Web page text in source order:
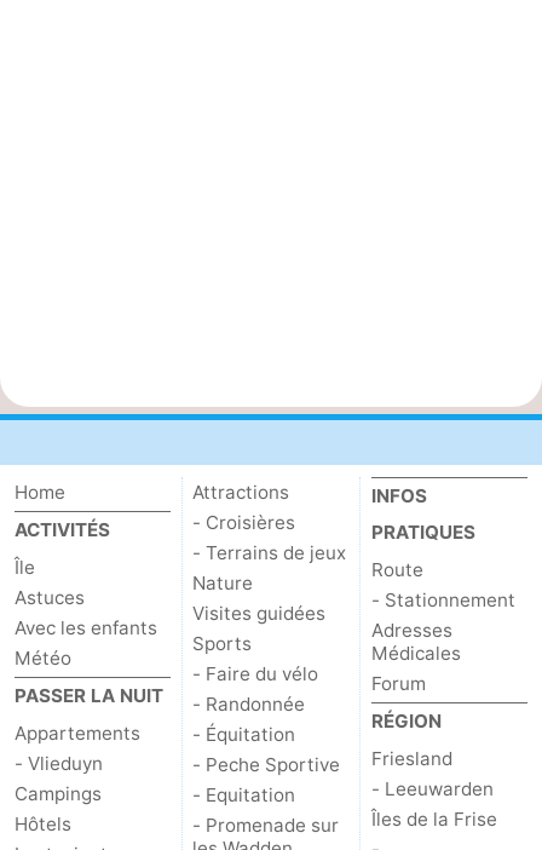
Home
ACTIVITÉS
Île
Astuces
Avec les enfants
Météo
PASSER LA NUIT
Appartements
- Vlieduyn
Campings
Hôtels
Attractions
- Croisières
- Terrains de jeux
Nature
Visites guidées
Sports
- Faire du vélo
- Randonnée
- Équitation
- Peche Sportive
- Equitation
- Promenade sur
INFOS
PRATIQUES
Route
- Stationnement
Adresses
Médicales
Forum
RÉGION
Friesland
- Leeuwarden
Îles de la Frise